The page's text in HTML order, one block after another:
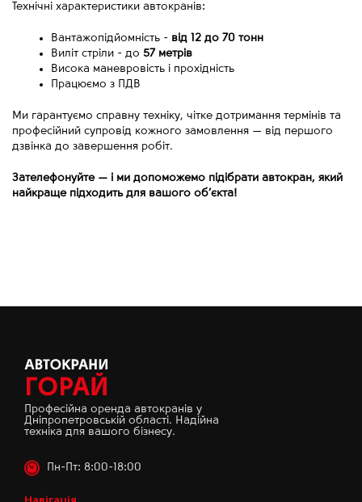
Технічні характеристики автокранів:
Вантажопідйомність - від 12 до 70 тонн
Виліт стріли - до 57 метрів
Висока маневровість і прохідність
Працюємо з ПДВ
Ми гарантуємо справну техніку, чітке дотримання термінів та
професійний супровід кожного замовлення — від першого
дзвінка до завершення робіт.
Зателефонуйте — і ми допоможемо підібрати автокран, який
найкраще підходить для вашого об’єкта!
Професійна оренда автокранів у
Дніпропетровській області. Надійна
техніка для вашого бізнесу.
Пн-Пт: 8:00-18:00